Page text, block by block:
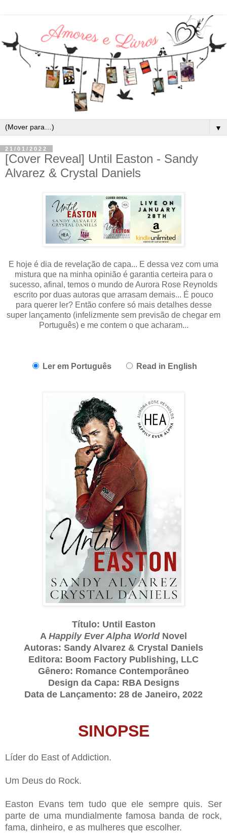
▼
21/01/2022
[Cover Reveal] Until Easton - Sandy
Alvarez & Crystal Daniels
E hoje é dia de revelação de capa... E dessa vez com uma
mistura que na minha opinião é garantia certeira para o
sucesso, afinal, temos o mundo de Aurora Rose Reynolds
escrito por duas autoras que arrasam demais... É pouco
para querer ler? Então confere só mais detalhes desse
super lançamento (infelizmente sem previsão de chegar em
Português) e me contem o que acharam...
Ler em Português Read in English
Título: Until Easton
A Happily Ever Alpha WorldNovel
Autoras: Sandy Alvarez & Crystal Daniels
Editora: Boom Factory Publishing, LLC
Gênero: Romance Contemporâneo
Design da Capa: RBA Designs
Data de Lançamento: 28 de Janeiro, 2022
SINOPSE
Líder do East of Addiction.
Um Deus do Rock.
Easton Evans tem tudo que ele sempre quis. Ser
parte de uma mundialmente famosa banda de rock,
fama, dinheiro, e as mulheres que escolher.